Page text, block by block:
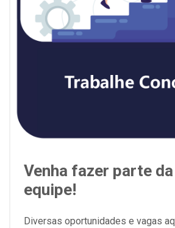
Venha fazer parte
equipe!
Diversas oportunidades e vagas